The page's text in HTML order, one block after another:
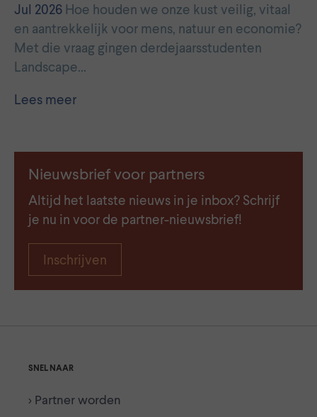
Jul 2026 Hoe houden we onze kust veilig, vitaal
en aantrekkelijk voor mens, natuur en economie?
Met die vraag gingen derdejaarsstudenten
Landscape…
Lees meer
Nieuwsbrief voor partners
Altijd het laatste nieuws in je inbox? Schrijf
je nu in voor de partner-nieuwsbrief!
Inschrijven
SNEL NAAR
> Partner worden